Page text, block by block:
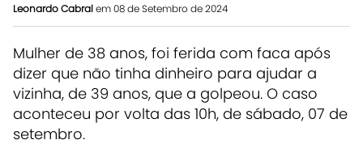
Leonardo Cabralem 08 de Setembro de 2024
Mulher de 38 anos, foi ferida com faca após
dizer que não tinha dinheiro para ajudar a
vizinha, de 39 anos, que a golpeou. O caso
aconteceu por volta das 10h, de sábado, 07 de
setembro.